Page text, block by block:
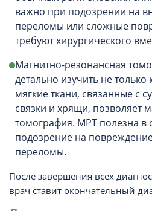
важно при подозрении на
переломы или сложные
требуют хирургического
Магнитно-резонансная
детально изучить не только
мягкие ткани, связанные с
связки и хрящи, позволяет
томография. МРТ полезна в
подозрение на
переломы.
После завершения всех
врач ставит окончательный